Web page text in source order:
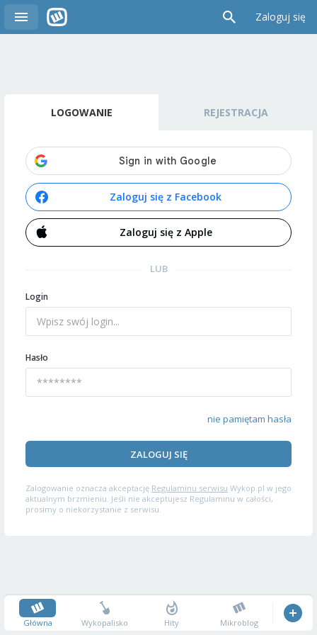
Zaloguj się
LOGOWANIE REJESTRACJA
Zaloguj się z Facebook
Zaloguj się z Apple
LUB
Login
Hasło
nie pamiętam hasła
ZALOGUJ SIĘ
Zalogowanie oznacza akceptację Regulaminu serwisu Wykop.pl w jego
aktualnym brzmieniu. Jeśli nie akceptujesz Regulaminu w całości,
prosimy o niekorzystanie z serwisu.
Główna Wykopalisko Hity Mikroblog